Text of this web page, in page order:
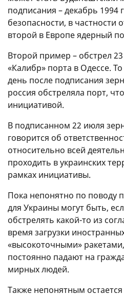
подписания – декабрь 1994
безопасности, в частности
второй в Европе ядерный
Второй пример – обстрел
«Калибр» порта в Одессе.
день после подписания
россия обстреляла порт,
инициативой.
В подписанном 22 июля
говорится об
относительно всей
проходить в украинских
рамках инициативы.
Пока непонятно по поводу
для Украины могут быть,
обстрелять какой-то из
время загрузки
«высокоточными»
постоянно падают на
мирных людей.
Также непонятным